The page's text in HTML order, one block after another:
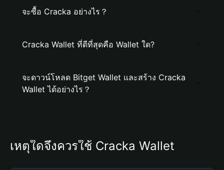
จะซื้อ Cracka อย่างไร？
Cracka Wallet ที่ดีที่สุดคือ Wallet ใด?
จะดาวน์โหลด Bitget Wallet และสร้าง Cracka
Wallet ได้อย่างไร？
เหตุใดจึงควรใช้ Cracka Wallet